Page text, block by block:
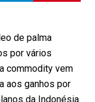
de palma
por vários
commodity vem
aos ganhos por
da Indonésia